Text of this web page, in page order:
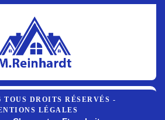
TOUS DROITS RÉSERVÉS -
LÉGALES